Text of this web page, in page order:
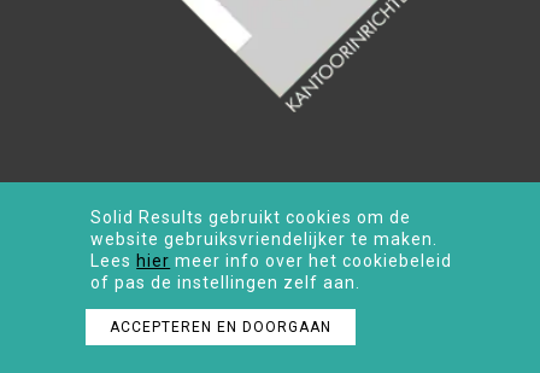
Solid Results gebruikt cookies om de
website gebruiksvriendelijker te maken.
Lees hier meer info over het cookiebeleid
of pas de instellingen zelf aan.
ACCEPTEREN EN DOORGAAN